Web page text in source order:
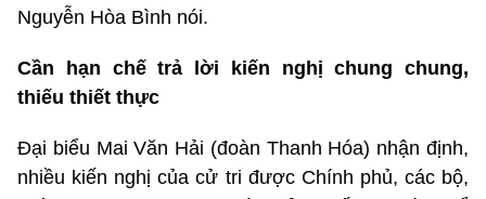
Nguyễn Hòa Bình nói.
Cần hạn chế trả lời kiến nghị chung chung,
thiếu thiết thực
Đại biểu Mai Văn Hải (đoàn Thanh Hóa) nhận định,
nhiều kiến nghị của cử tri được Chính phủ, các bộ,